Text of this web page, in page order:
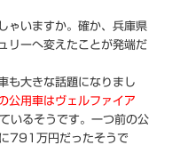
ゃいますか。確か、兵庫県
リーへ変えたことが発端だ
も大きな話題になりまし
公用車はヴェルファイア
ているそうです。一つ前の公
791万円だったそうで